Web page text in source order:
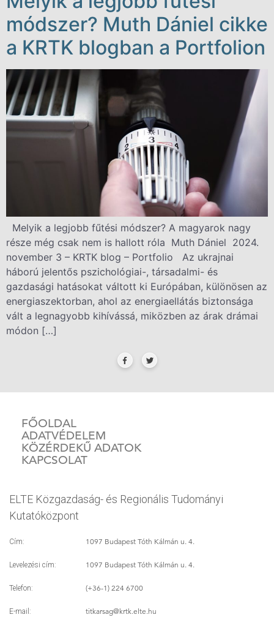
módszer? Muth Dániel cikke
a KRTK blogban a Portfolion
Melyik a legjobb fűtési módszer? A magyarok nagy
része még csak nem is hallott róla Muth Dániel 2024.
november 3 – KRTK blog – Portfolio Az ukrajnai
háború jelentős pszichológiai-, társadalmi- és
gazdasági hatásokat váltott ki Európában, különösen az
energiaszektorban, ahol az energiaellátás biztonsága
vált a legnagyobb kihívássá, miközben az árak drámai
módon […]
FŐOLDAL
ADATVÉDELEM
KÖZÉRDEKŰ ADATOK
KAPCSOLAT
ELTE Közgazdaság- és Regionális Tudományi
Kutatóközpont
Cím: 1097 Budapest Tóth Kálmán u. 4.
Levelezési cím: 1097 Budapest Tóth Kálmán u. 4.
Telefon: (+36-1) 224 6700
E-mail: titkarsag@krtk.elte.hu